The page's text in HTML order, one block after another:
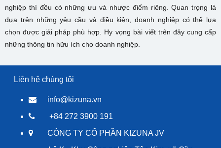
nghiệp thì đều có những ưu và nhược điểm riêng. Quan trọng là
dựa trên những yêu cầu và điều kiện, doanh nghiệp có thể lựa
chọn được giải pháp phù hợp. Hy vọng bài viết trên đây cung cấp
những thông tin hữu ích cho doanh nghiệp.
Liên hệ chúng tôi
info@kizuna.vn
+84 272 3900 191
CÔNG TY CỔ PHẦN KIZUNA JV